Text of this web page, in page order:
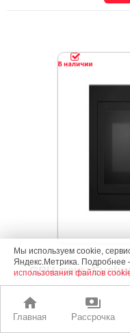
home
Главная
payments
Рассрочка
СВЧ-печь
Высота: 46, Ширина:
Объем: 25, Гриль:
Мы используем cookie,
Яндекс.Метрика. Подробнее
использования файлов